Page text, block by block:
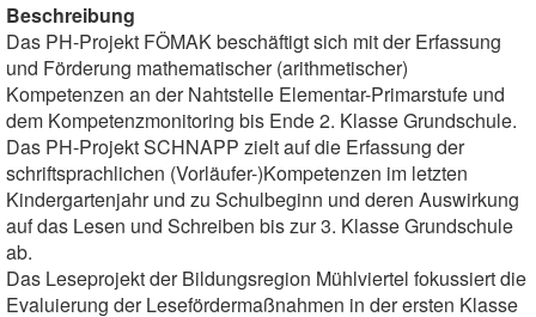
Beschreibung
Das PH-Projekt FÖMAK beschäftigt sich mit der Erfassung
und Förderung mathematischer (arithmetischer)
Kompetenzen an der Nahtstelle Elementar-Primarstufe und
dem Kompetenzmonitoring bis Ende 2. Klasse Grundschule.
Das PH-Projekt SCHNAPP zielt auf die Erfassung der
schriftsprachlichen (Vorläufer-)Kompetenzen im letzten
Kindergartenjahr und zu Schulbeginn und deren Auswirkung
auf das Lesen und Schreiben bis zur 3. Klasse Grundschule
ab.
Das Leseprojekt der Bildungsregion Mühlviertel fokussiert die
Evaluierung der Lesefördermaßnahmen in der ersten Klasse